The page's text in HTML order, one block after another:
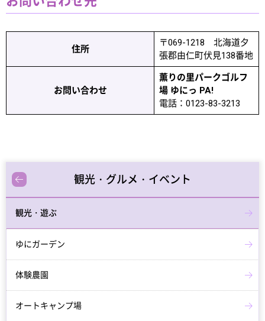
住所
〒069-1218 北海道夕
張郡由仁町伏見138番地
お問い合わせ
薫りの里パークゴルフ
場 ゆにっ PA!
電話：0123-83-3213
観光・グルメ・イベント
観光・遊ぶ
ゆにガーデン
体験農園
オートキャンプ場